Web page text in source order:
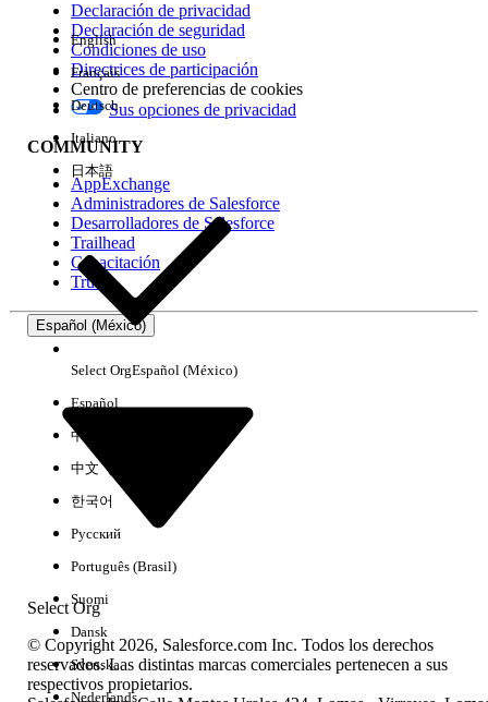
Edición
Experiencia
No hay resultados
Declaración de privacidad
Declaración de seguridad
Condiciones de uso
Directrices de participación
Centro de preferencias de cookies
Sus opciones de privacidad
COMMUNITY
AppExchange
Administradores de Salesforce
Desarrolladores de Salesforce
Trailhead
Capacitación
Trust
Español (México)
Select Org
English
Français
Deutsch
Italiano
日本語
Select OrgEspañol (México)
Español
中文（简体）
中文（繁體）
한국어
Русский
Português (Brasil)
Suomi
Dansk
Svenska
Nederlands
© Copyright 2026, Salesforce.com Inc. Todos los derechos
reservados. Las distintas marcas comerciales pertenecen a sus
respectivos propietarios.